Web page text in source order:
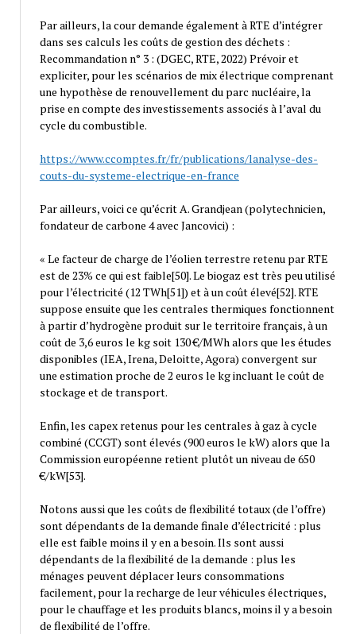
Par ailleurs, la cour demande également à RTE d’intégrer
dans ses calculs les coûts de gestion des déchets :
Recommandation n° 3 : (DGEC, RTE, 2022) Prévoir et
expliciter, pour les scénarios de mix électrique comprenant
une hypothèse de renouvellement du parc nucléaire, la
prise en compte des investissements associés à l’aval du
cycle du combustible.
https://www.ccomptes.fr/fr/publications/lanalyse-des-
couts-du-systeme-electrique-en-france
Par ailleurs, voici ce qu’écrit A. Grandjean (polytechnicien,
fondateur de carbone 4 avec Jancovici) :
« Le facteur de charge de l’éolien terrestre retenu par RTE
est de 23% ce qui est faible[50]. Le biogaz est très peu utilisé
pour l’électricité (12 TWh[51]) et à un coût élevé[52]. RTE
suppose ensuite que les centrales thermiques fonctionnent
à partir d’hydrogène produit sur le territoire français, à un
coût de 3,6 euros le kg soit 130 €/MWh alors que les études
disponibles (IEA, Irena, Deloitte, Agora) convergent sur
une estimation proche de 2 euros le kg incluant le coût de
stockage et de transport.
Enfin, les capex retenus pour les centrales à gaz à cycle
combiné (CCGT) sont élevés (900 euros le kW) alors que la
Commission européenne retient plutôt un niveau de 650
€/kW[53].
Notons aussi que les coûts de flexibilité totaux (de l’offre)
sont dépendants de la demande finale d’électricité : plus
elle est faible moins il y en a besoin. Ils sont aussi
dépendants de la flexibilité de la demande : plus les
ménages peuvent déplacer leurs consommations
facilement, pour la recharge de leur véhicules électriques,
pour le chauffage et les produits blancs, moins il y a besoin
de flexibilité de l’offre.